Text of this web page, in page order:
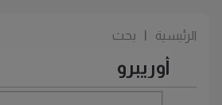
الرئيسية بحث